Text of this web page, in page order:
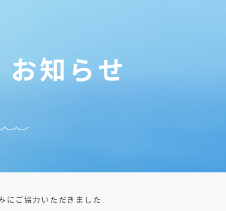
お知らせ
にご協力いただきました